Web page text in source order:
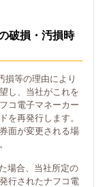
破損・汚損時
損等の理由により
し、当社がこれを
コ電子マネーカー
を再発行します。
面が変更される場
場合、当社所定の
行されたナフコ電